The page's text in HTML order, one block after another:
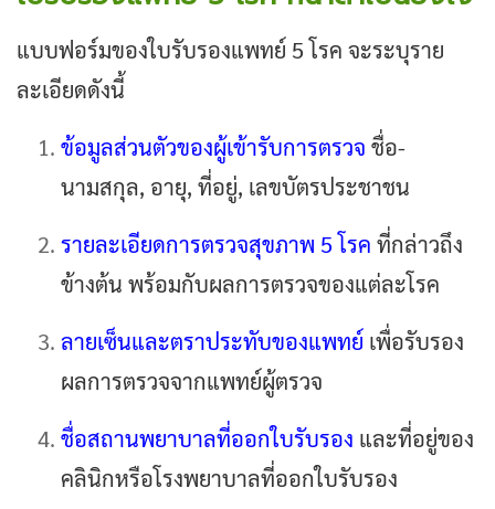
แบบฟอร์มของใบรับรองแพทย์ 5 โรค จะระบุราย
ละเอียดดังนี้
ข้อมูลส่วนตัวของผู้เข้ารับการตรวจ ชื่อ-
นามสกุล, อายุ, ที่อยู่, เลขบัตรประชาชน
รายละเอียดการตรวจสุขภาพ 5 โรค ที่กล่าวถึง
ข้างต้น พร้อมกับผลการตรวจของแต่ละโรค
ลายเซ็นและตราประทับของแพทย์ เพื่อรับรอง
ผลการตรวจจากแพทย์ผู้ตรวจ
ชื่อสถานพยาบาลที่ออกใบรับรอง และที่อยู่ของ
คลินิกหรือโรงพยาบาลที่ออกใบรับรอง